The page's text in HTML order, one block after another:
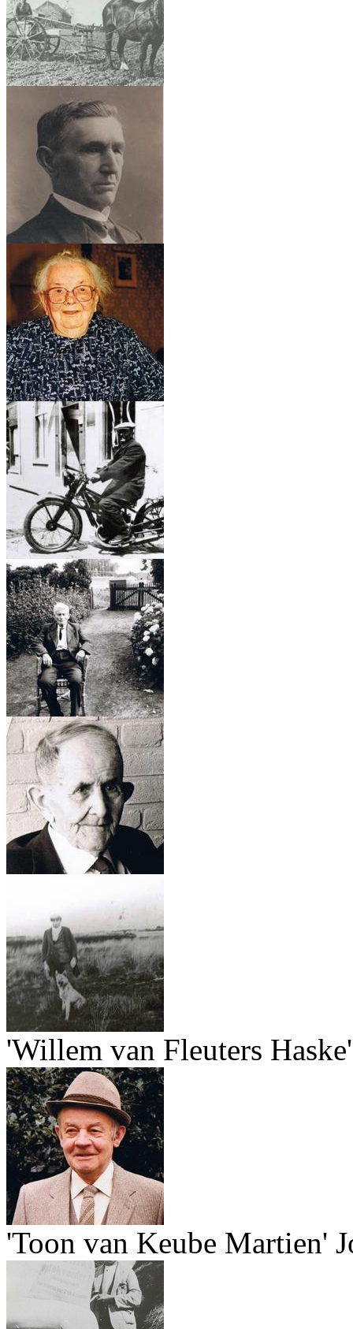
'Willem van Fleuters
'Toon van Keube Martien'